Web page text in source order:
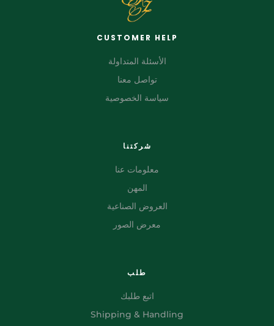
CUSTOMER HELP
الأسئلة المتداولة
تواصل معنا
سياسة الخصوصية
شركتنا
معلومات عنا
المهن
العروض الصناعية
معرض الصور
طلب
اتبع طلبك
Shipping & Handling